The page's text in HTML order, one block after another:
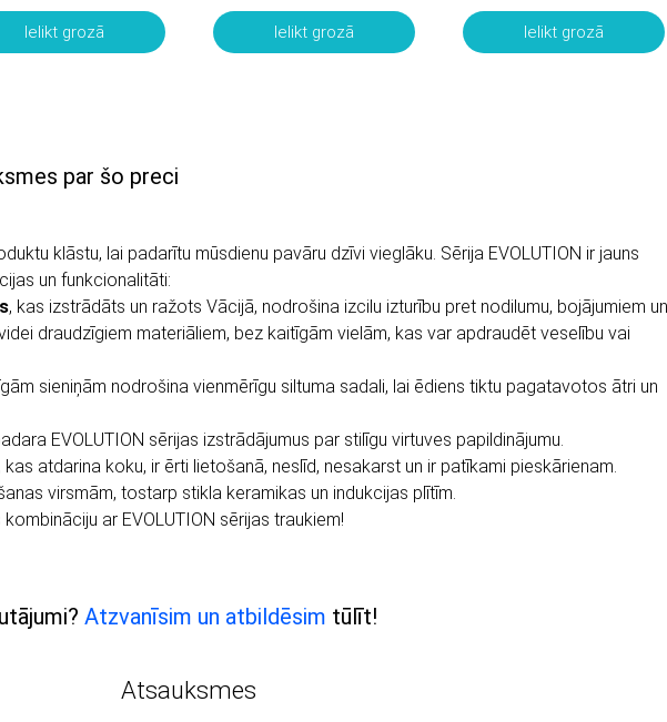
Ielikt grozā Ielikt grozā Ielikt grozā
par šo preci
klāstu, lai padarītu mūsdienu pavāru dzīvi vieglāku. Sērija EVOLUTION ir jauns
un funkcionalitāti:
, kas izstrādāts un ražots Vācijā, nodrošina izcilu izturību pret nodilumu, bojājumiem un
draudzīgiem materiāliem, bez kaitīgām vielām, kas var apdraudēt veselību vai
sieniņām nodrošina vienmērīgu siltuma sadali, lai ēdiens tiktu pagatavotos ātri un
EVOLUTION sērijas izstrādājumus par stilīgu virtuves papildinājumu.
atdarina koku, ir ērti lietošanā, neslīd, nesakarst un ir patīkami pieskārienam.
virsmām, tostarp stikla keramikas un indukcijas plītīm.
ar EVOLUTION sērijas traukiem!
Atzvanīsim un atbildēsim tūlīt!
Atsauksmes